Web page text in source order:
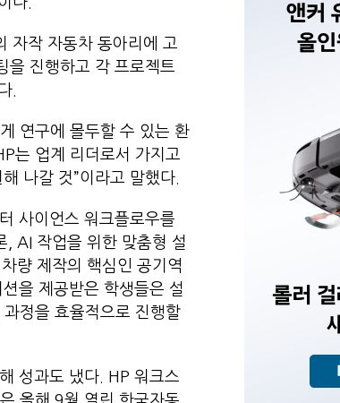
자작 자동차 동아리에 고
을 진행하고 각 프로젝트
.
연구에 몰두할 수 있는 환
는 업계 리더로서 가지고
나갈 것”이라고 말했다.
사이언스 워크플로우를
, AI 작업을 위한 맞춤형 설
량 제작의 핵심인 공기역
을 제공받은 학생들은 설
정을 효율적으로 진행할
성과도 냈다. HP 워크스